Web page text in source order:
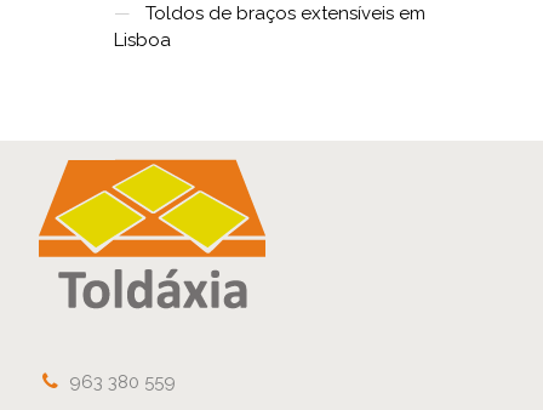
—
Toldos de braços extensíveis em
Lisboa
963 380 559